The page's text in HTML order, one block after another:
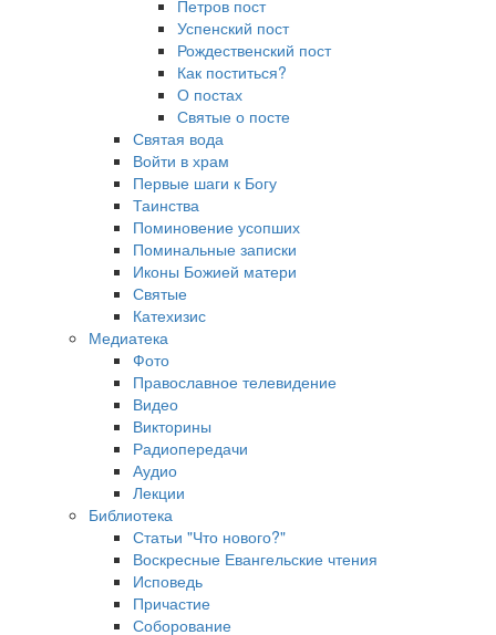
Петров пост
Успенский пост
Рождественский пост
Как поститься?
О постах
Святые о посте
Святая вода
Войти в храм
Первые шаги к Богу
Таинства
Поминовение усопших
Поминальные записки
Иконы Божией матери
Святые
Катехизис
Медиатека
Фото
Православное телевидение
Видео
Викторины
Радиопередачи
Аудио
Лекции
Библиотека
Статьи "Что нового?"
Воскресные Евангельские чтения
Исповедь
Причастие
Соборование